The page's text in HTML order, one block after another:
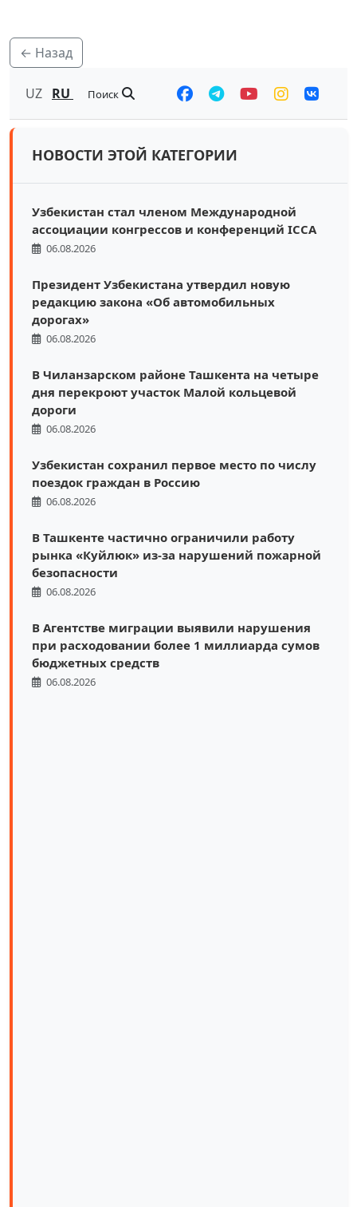
← Назад
UZ RU Поиск
НОВОСТИ ЭТОЙ КАТЕГОРИИ
Узбекистан стал членом Международной
ассоциации конгрессов и конференций ICCA
06.08.2026
Президент Узбекистана утвердил новую
редакцию закона «Об автомобильных
дорогах»
06.08.2026
В Чиланзарском районе Ташкента на четыре
дня перекроют участок Малой кольцевой
дороги
06.08.2026
Узбекистан сохранил первое место по числу
поездок граждан в Россию
06.08.2026
В Ташкенте частично ограничили работу
рынка «Куйлюк» из-за нарушений пожарной
безопасности
06.08.2026
В Агентстве миграции выявили нарушения
при расходовании более 1 миллиарда сумов
бюджетных средств
06.08.2026